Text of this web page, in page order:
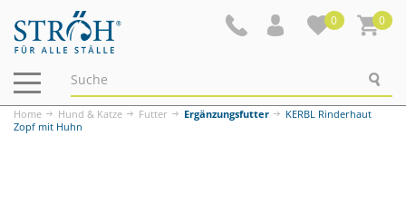
0 0
Navigation
ein-/ausblenden
Home Hund & Katze Futter Ergänzungsfutter
KERBL Rinderhaut
Zopf mit Huhn